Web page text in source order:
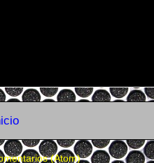
(Atom)